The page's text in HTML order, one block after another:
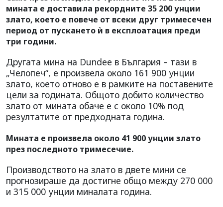
мината е доставила рекордните 35 200 унции
злато, което е повече от всеки друг тримесечен
период от пускането ѝ в експлоатация преди
три години.
Другата мина на Dundee в България – тази в
„Челопеч“, е произвела около 161 900 унции
злато, което отново е в рамките на поставените
цели за годината. Общото добито количество
злато от мината обаче е с около 10% под
резултатите от предходната година.
Мината е произвела около 41 900 унции злато
през последното тримесечие.
Производството на злато в двете мини се
прогнозираше да достигне общо между 270 000
и 315 000 унции миналата година.